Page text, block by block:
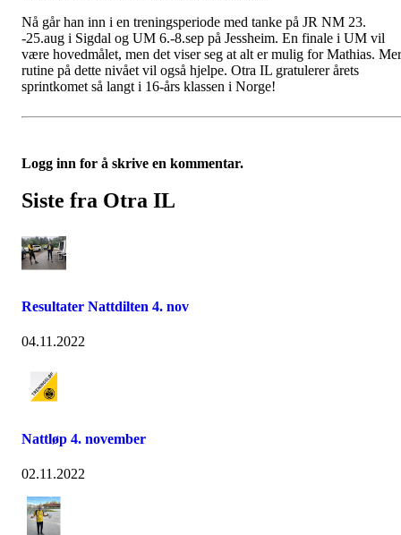
Nå går han inn i en treningsperiode med tanke på JR NM 23.
-25.aug i Sigdal og UM 6.-8.sep på Jessheim. En finale i UM vil
være hovedmålet, men det viser seg at alt er mulig for Mathias. Mer
rutine på dette nivået vil også hjelpe. Otra IL gratulerer årets
sprintkomet så langt i 16-års klassen i Norge!
Logg inn for å skrive en kommentar.
Siste fra Otra IL
Resultater Nattdilten 4. nov
04.11.2022
Nattløp 4. november
02.11.2022